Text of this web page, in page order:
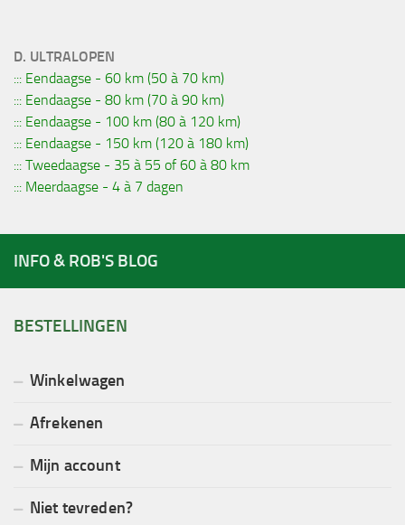
D. ULTRALOPEN
::: Eendaagse - 60 km (50 à 70 km)
::: Eendaagse - 80 km (70 à 90 km)
::: Eendaagse - 100 km (80 à 120 km)
::: Eendaagse - 150 km (120 à 180 km)
::: Tweedaagse - 35 à 55 of 60 à 80 km
::: Meerdaagse - 4 à 7 dagen
INFO & ROB'S BLOG
BESTELLINGEN
Winkelwagen
Afrekenen
Mijn account
Niet tevreden?